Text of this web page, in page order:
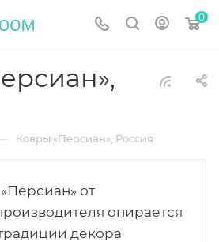
0
Ковры «Персиан», Россия
от
опирается
декора